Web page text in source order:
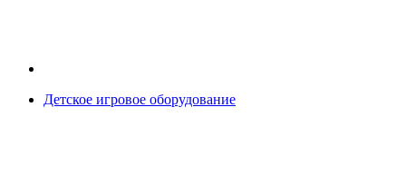
Детское игровое оборудование